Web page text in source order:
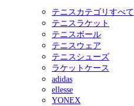
テニスカテゴリすべて
テニスラケット
テニスボール
テニスウェア
テニスシューズ
ラケットケース
adidas
ellesse
YONEX